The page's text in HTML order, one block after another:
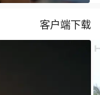
客户端下载